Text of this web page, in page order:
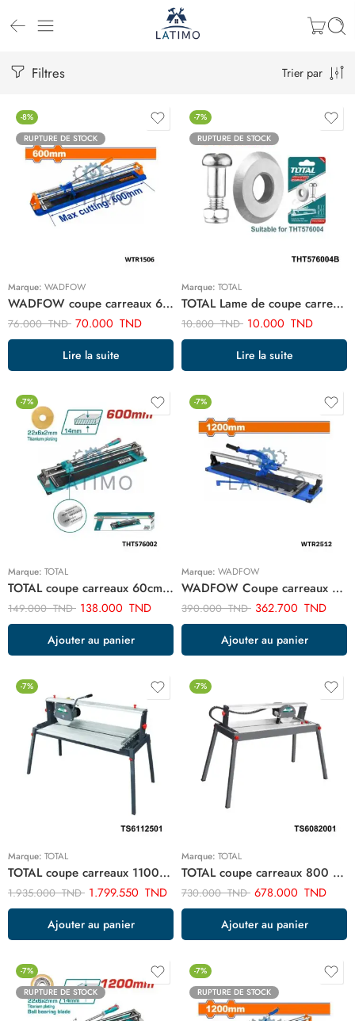
Filtres Trier par
-8%
RUPTURE DE STOCK
Marque: WADFOW
WADFOW coupe carreaux 600mm WTR1506
76.000TND 70.000 TND
Lire la suite
-7%
RUPTURE DE STOCK
Marque: TOTAL
TOTAL Lame de coupe carreaux THT576004B
10.800TND 10.000 TND
Lire la suite
-7%
Marque: TOTAL
TOTAL coupe carreaux 60cm THT576002
149.000TND 138.000 TND
Ajouter au panier
-7%
Marque: WADFOW
WADFOW Coupe carreaux 120cm WTR2512
390.000TND 362.700 TND
Ajouter au panier
-7%
Marque: TOTAL
TOTAL coupe carreaux 1100w TS6112501
1.935.000TND 1.799.550 TND
Ajouter au panier
-7%
Marque: TOTAL
TOTAL coupe carreaux 800 watt TS6082001
730.000TND 678.000 TND
Ajouter au panier
-7%
RUPTURE DE STOCK
-7%
RUPTURE DE STOCK